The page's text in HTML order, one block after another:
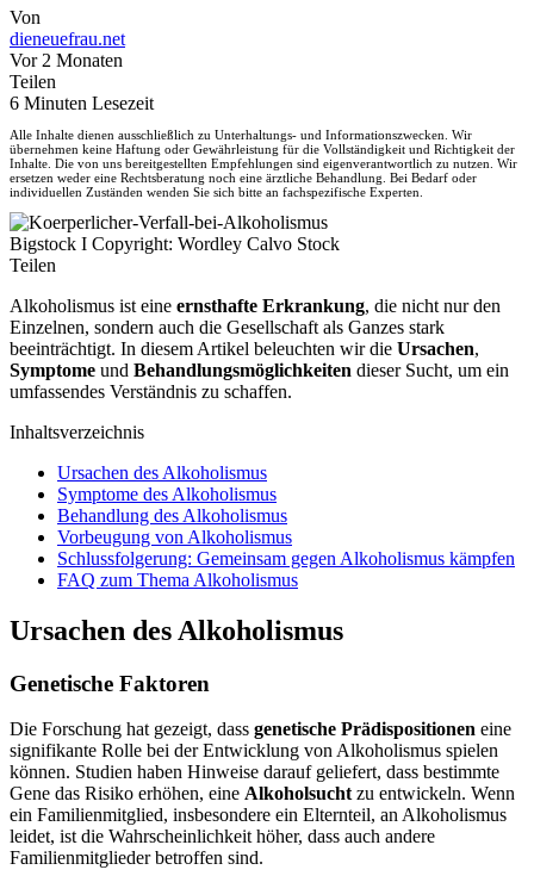
Von
dieneuefrau.net
Vor 2 Monaten
Teilen
6 Minuten Lesezeit
Alle Inhalte dienen ausschließlich zu Unterhaltungs- und Informationszwecken. Wir
übernehmen keine Haftung oder Gewährleistung für die Vollständigkeit und Richtigkeit der
Inhalte. Die von uns bereitgestellten Empfehlungen sind eigenverantwortlich zu nutzen. Wir
ersetzen weder eine Rechtsberatung noch eine ärztliche Behandlung. Bei Bedarf oder
individuellen Zuständen wenden Sie sich bitte an fachspezifische Experten.
Bigstock I Copyright: Wordley Calvo Stock
Teilen
Alkoholismus ist eine ernsthafte Erkrankung, die nicht nur den
Einzelnen, sondern auch die Gesellschaft als Ganzes stark
beeinträchtigt. In diesem Artikel beleuchten wir die Ursachen,
Symptome und Behandlungsmöglichkeiten dieser Sucht, um ein
umfassendes Verständnis zu schaffen.
Inhaltsverzeichnis
Ursachen des Alkoholismus
Symptome des Alkoholismus
Behandlung des Alkoholismus
Vorbeugung von Alkoholismus
Schlussfolgerung: Gemeinsam gegen Alkoholismus kämpfen
FAQ zum Thema Alkoholismus
Ursachen des Alkoholismus
Genetische Faktoren
Die Forschung hat gezeigt, dass genetische Prädispositionen eine
signifikante Rolle bei der Entwicklung von Alkoholismus spielen
können. Studien haben Hinweise darauf geliefert, dass bestimmte
Gene das Risiko erhöhen, eine Alkoholsucht zu entwickeln. Wenn
ein Familienmitglied, insbesondere ein Elternteil, an Alkoholismus
leidet, ist die Wahrscheinlichkeit höher, dass auch andere
Familienmitglieder betroffen sind.